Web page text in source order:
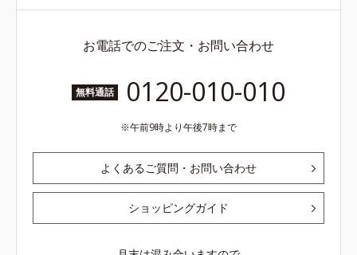
お電話でのご注文・お問い合わせ
無料通話 0120-010-010
午前9時より午後7時まで
よくあるご質問・お問い合わせ
ショッピングガイド